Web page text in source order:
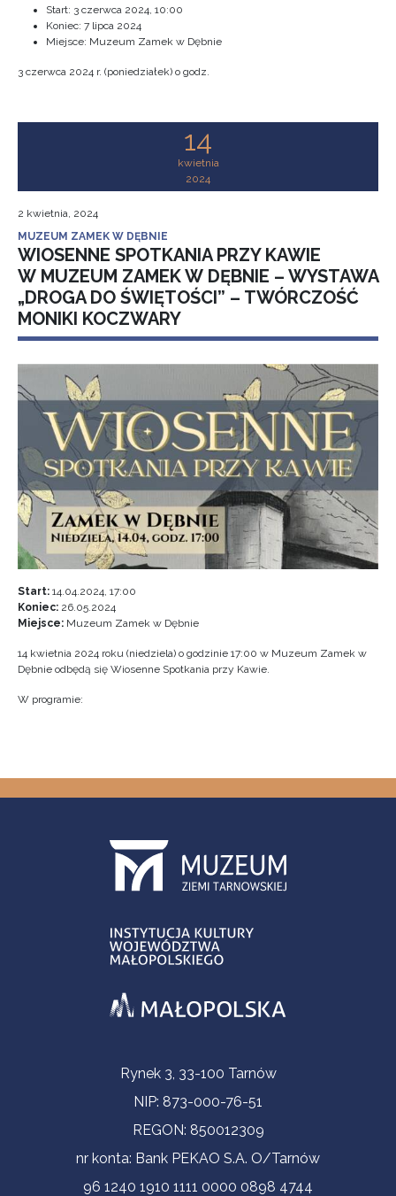
Start: 3 czerwca 2024, 10:00
Koniec: 7 lipca 2024
Miejsce: Muzeum Zamek w Dębnie
3 czerwca 2024 r. (poniedziałek) o godz.
14
kwietnia
2024
2 kwietnia, 2024
MUZEUM ZAMEK W DĘBNIE
WIOSENNE SPOTKANIA PRZY KAWIE
W MUZEUM ZAMEK W DĘBNIE – WYSTAWA
„DROGA DO ŚWIĘTOŚCI” – TWÓRCZOŚĆ
MONIKI KOCZWARY
Start: 14.04.2024, 17:00
Koniec: 26.05.2024
Miejsce: Muzeum Zamek w Dębnie
14 kwietnia 2024 roku (niedziela) o godzinie 17:00 w Muzeum Zamek w
Dębnie odbędą się Wiosenne Spotkania przy Kawie.
W programie:
Informacje kontaktoweRynek 3, 33-100 Tarnów
NIP: 873-000-76-51
REGON: 850012309
nr konta: Bank PEKAO S.A. O/Tarnów
96 1240 1910 1111 0000 0898 4744